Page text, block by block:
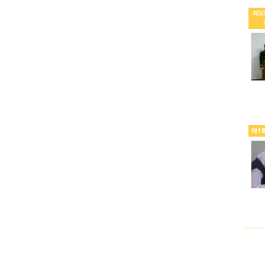
제
제1